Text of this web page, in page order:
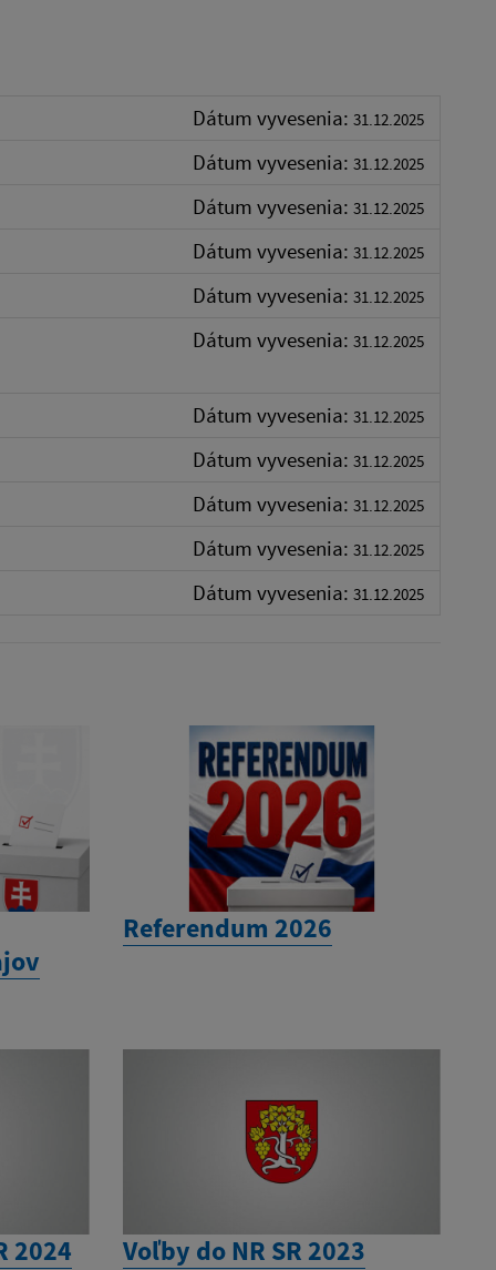
Dátum vyvesenia: 31.12.2025
Dátum vyvesenia: 31.12.2025
Dátum vyvesenia: 31.12.2025
Dátum vyvesenia: 31.12.2025
Dátum vyvesenia: 31.12.2025
Dátum vyvesenia: 31.12.2025
Dátum vyvesenia: 31.12.2025
Dátum vyvesenia: 31.12.2025
Dátum vyvesenia: 31.12.2025
Dátum vyvesenia: 31.12.2025
Dátum vyvesenia: 31.12.2025
Referendum 2026
2024 Voľby do NR SR 2023